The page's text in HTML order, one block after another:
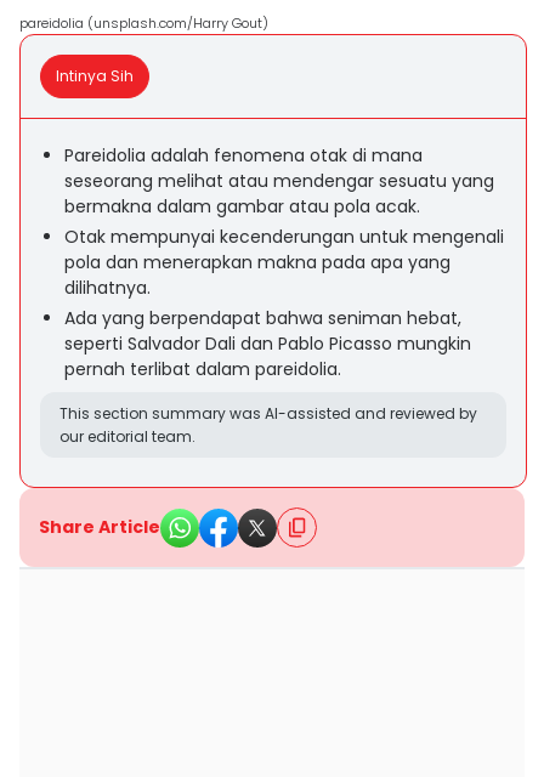
pareidolia (unsplash.com/Harry Gout)
Intinya Sih
Pareidolia adalah fenomena otak di mana
seseorang melihat atau mendengar sesuatu yang
bermakna dalam gambar atau pola acak.
Otak mempunyai kecenderungan untuk mengenali
pola dan menerapkan makna pada apa yang
dilihatnya.
Ada yang berpendapat bahwa seniman hebat,
seperti Salvador Dali dan Pablo Picasso mungkin
pernah terlibat dalam pareidolia.
This section summary was AI-assisted and reviewed by
our editorial team.
Share Article